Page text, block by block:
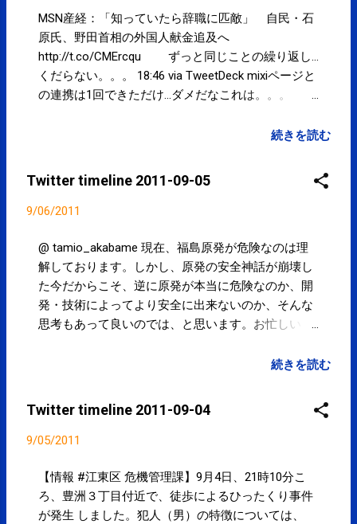
区 10:01 via TweetDeck カルチャースクールへ @
Ario北砂 http://t.co/oMOvQBo 09:59 via RecoCheck
Powered by t2b
MSN産経：「知っていたら辞職に匹敵」 自民・石
原氏、野田首相の外国人献金追及へ
http://t.co/CMErcqu ずっと同じことの繰り返し...
くだらない。。。 18:46 via TweetDeck mixiページと
の連携は1回できただけ...ダメだなこれは。。。
ます。 ＞ 伝えました。連絡するそうです。 15:51
織 被災者入居 江東「東雲住宅」
http://t.co/1RpYtC2 14:16 via TweetDeck Powered by
t2b
続きを読む
Twitter timeline 2011-09-05
9/06/2011
@ tamio_akabame 現在、福島原発が危険なのは理
解しております。しかし、原発の安全神話が崩壊し
た今だからこそ、逆に原発が本当に危険なのか、開
発・技術によってより安全に出来ないのか、そんな
思考もあって良いのでは、と思います。お忙しい
in reply to tamio_akabame @ hinata_hariq 40周年ら
（涙） 22:03 via TweetDeck in reply to hinata_hariq
@ tamio_akabame →「低エネルギー社会」とは自
給自足的な農耕社会となってしまうのではないでし
全になるのではないか、そんな思考もあって良いの
では、と思います。お忙しい中、ありがとうござい
ました。 22:01 via TweetDeck in reply to
続きを読む
Twitter timeline 2011-09-04
9/05/2011
【情報 #江東区 危機管理課】9月4日、21時10分こ
ろ、豊洲３丁目付近で、徒歩によるひったくり事件
が発生 しました。犯人（男）の特徴については、